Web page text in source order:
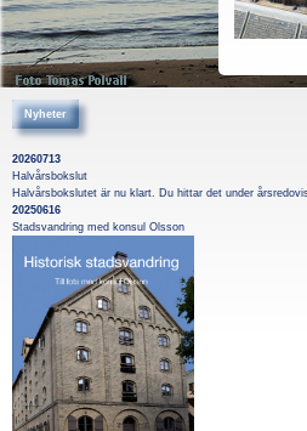
Nyheter
20260713
Halvårsbokslut
Halvårsbokslutet är nu klart. Du hittar det under
20250616
Stadsvandring med konsul Olsson